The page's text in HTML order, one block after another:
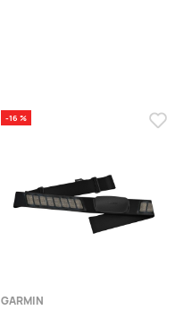
-16 %
GARMIN